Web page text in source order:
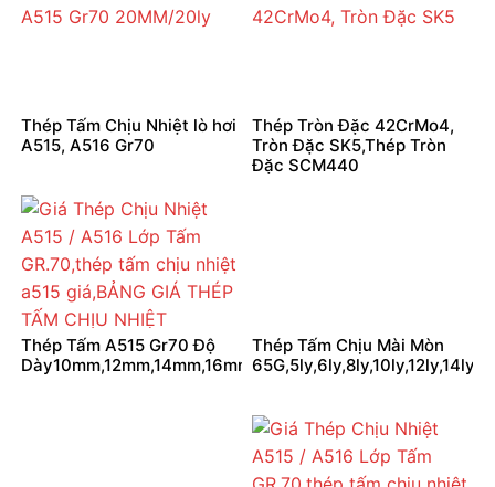
Thép Tấm Chịu Nhiệt lò hơi
A515, A516 Gr70
Thép Tròn Đặc 42CrMo4,
Tròn Đặc SK5,Thép Tròn
Đặc SCM440
Thép Tấm A515 Gr70 Độ
Dày10mm,12mm,14mm,16mm
Thép Tấm Chịu Mài Mòn